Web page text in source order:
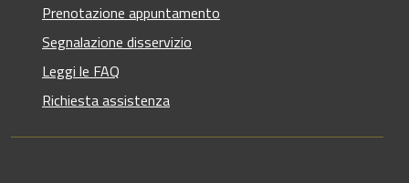
Prenotazione appuntamento
Segnalazione disservizio
Leggi le FAQ
Richiesta assistenza